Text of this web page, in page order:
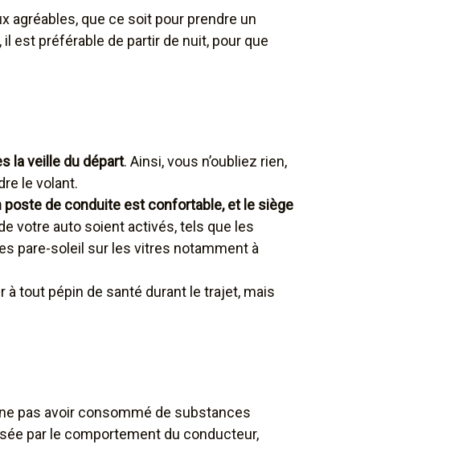
agréables, que ce soit pour prendre un
est préférable de partir de nuit, pour que
la veille du départ. Ainsi, vous n’oubliez rien,
le volant.
poste de conduite est confortable, et le siège
votre auto soient activés, tels que les
pare-soleil sur les vitres notamment à
à tout pépin de santé durant le trajet, mais
pas avoir consommé de substances
par le comportement du conducteur,